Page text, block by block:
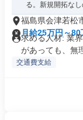
る。新規開拓な
福島県会津若松
月給25万円～80
求める人材: 業
があっても、無
交通費支給